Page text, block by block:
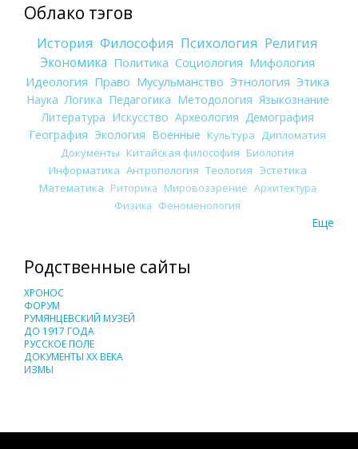
Облако тэгов
История Философия Психология Религия
Экономика Политика Социология Мифология
Идеология Право Мусульманство Этнология Этика
Наука Логика Педагогика Методология Языкознание
Литература Искусство Археология Демография
География Экология Военные Культура
Дипломатия
Документы Китайская философия Биология
Информатика Антропология Теология Эстетика
Математика Риторика Мировоззрение Архитектура
Физика Феноменология
Еще
Родственные сайты
ХРОНОС
ФОРУМ
РУМЯНЦЕВСКИЙ МУЗЕЙ
ДО 1917 ГОДА
РУССКОЕ ПОЛЕ
ДОКУМЕНТЫ XX ВЕКА
ИЗМЫ